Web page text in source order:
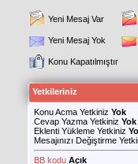
Yeni Mesaj Var
Yeni Mesaj Yok
Konu Kapatılmıştır
Yetkileriniz
Konu Acma Yetkiniz Yok
Cevap Yazma Yetkiniz Yok
Eklenti Yükleme Yetkiniz
Mesajınızı Değiştirme
BB kodu Açık